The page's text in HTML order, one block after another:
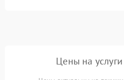
Цены на